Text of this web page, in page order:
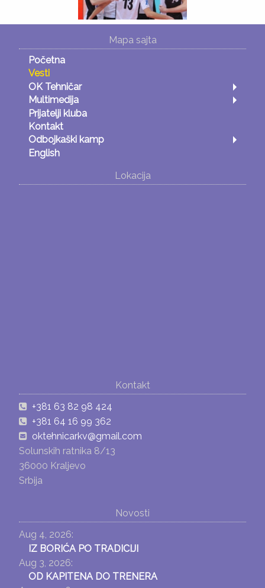
Mapa sajta
Početna
Vesti
OK Tehničar
Multimedija
Prijatelji kluba
Kontakt
Odbojkaški kamp
English
Lokacija
Kontakt
+381 63 82 98 424
+381 64 16 99 362
oktehnicarkv@gmail.com
Solunskih ratnika 8/13
36000 Kraljevo
Srbija
Novosti
Aug 4, 2026:
IZ BORIĆA PO TRADICIJI
Aug 3, 2026:
OD KAPITENA DO TRENERA